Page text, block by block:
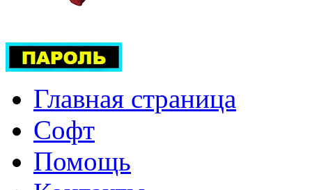
Главная страница
Софт
Помощь